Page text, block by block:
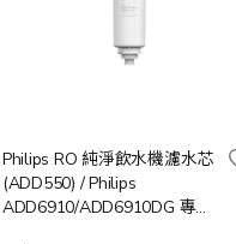
Philips RO 純淨飲水機濾水芯
(ADD550) / Philips
ADD6910/ADD6910DG 專用